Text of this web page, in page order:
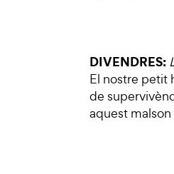
DIVENDRES:
El nostre petit
de
aquest